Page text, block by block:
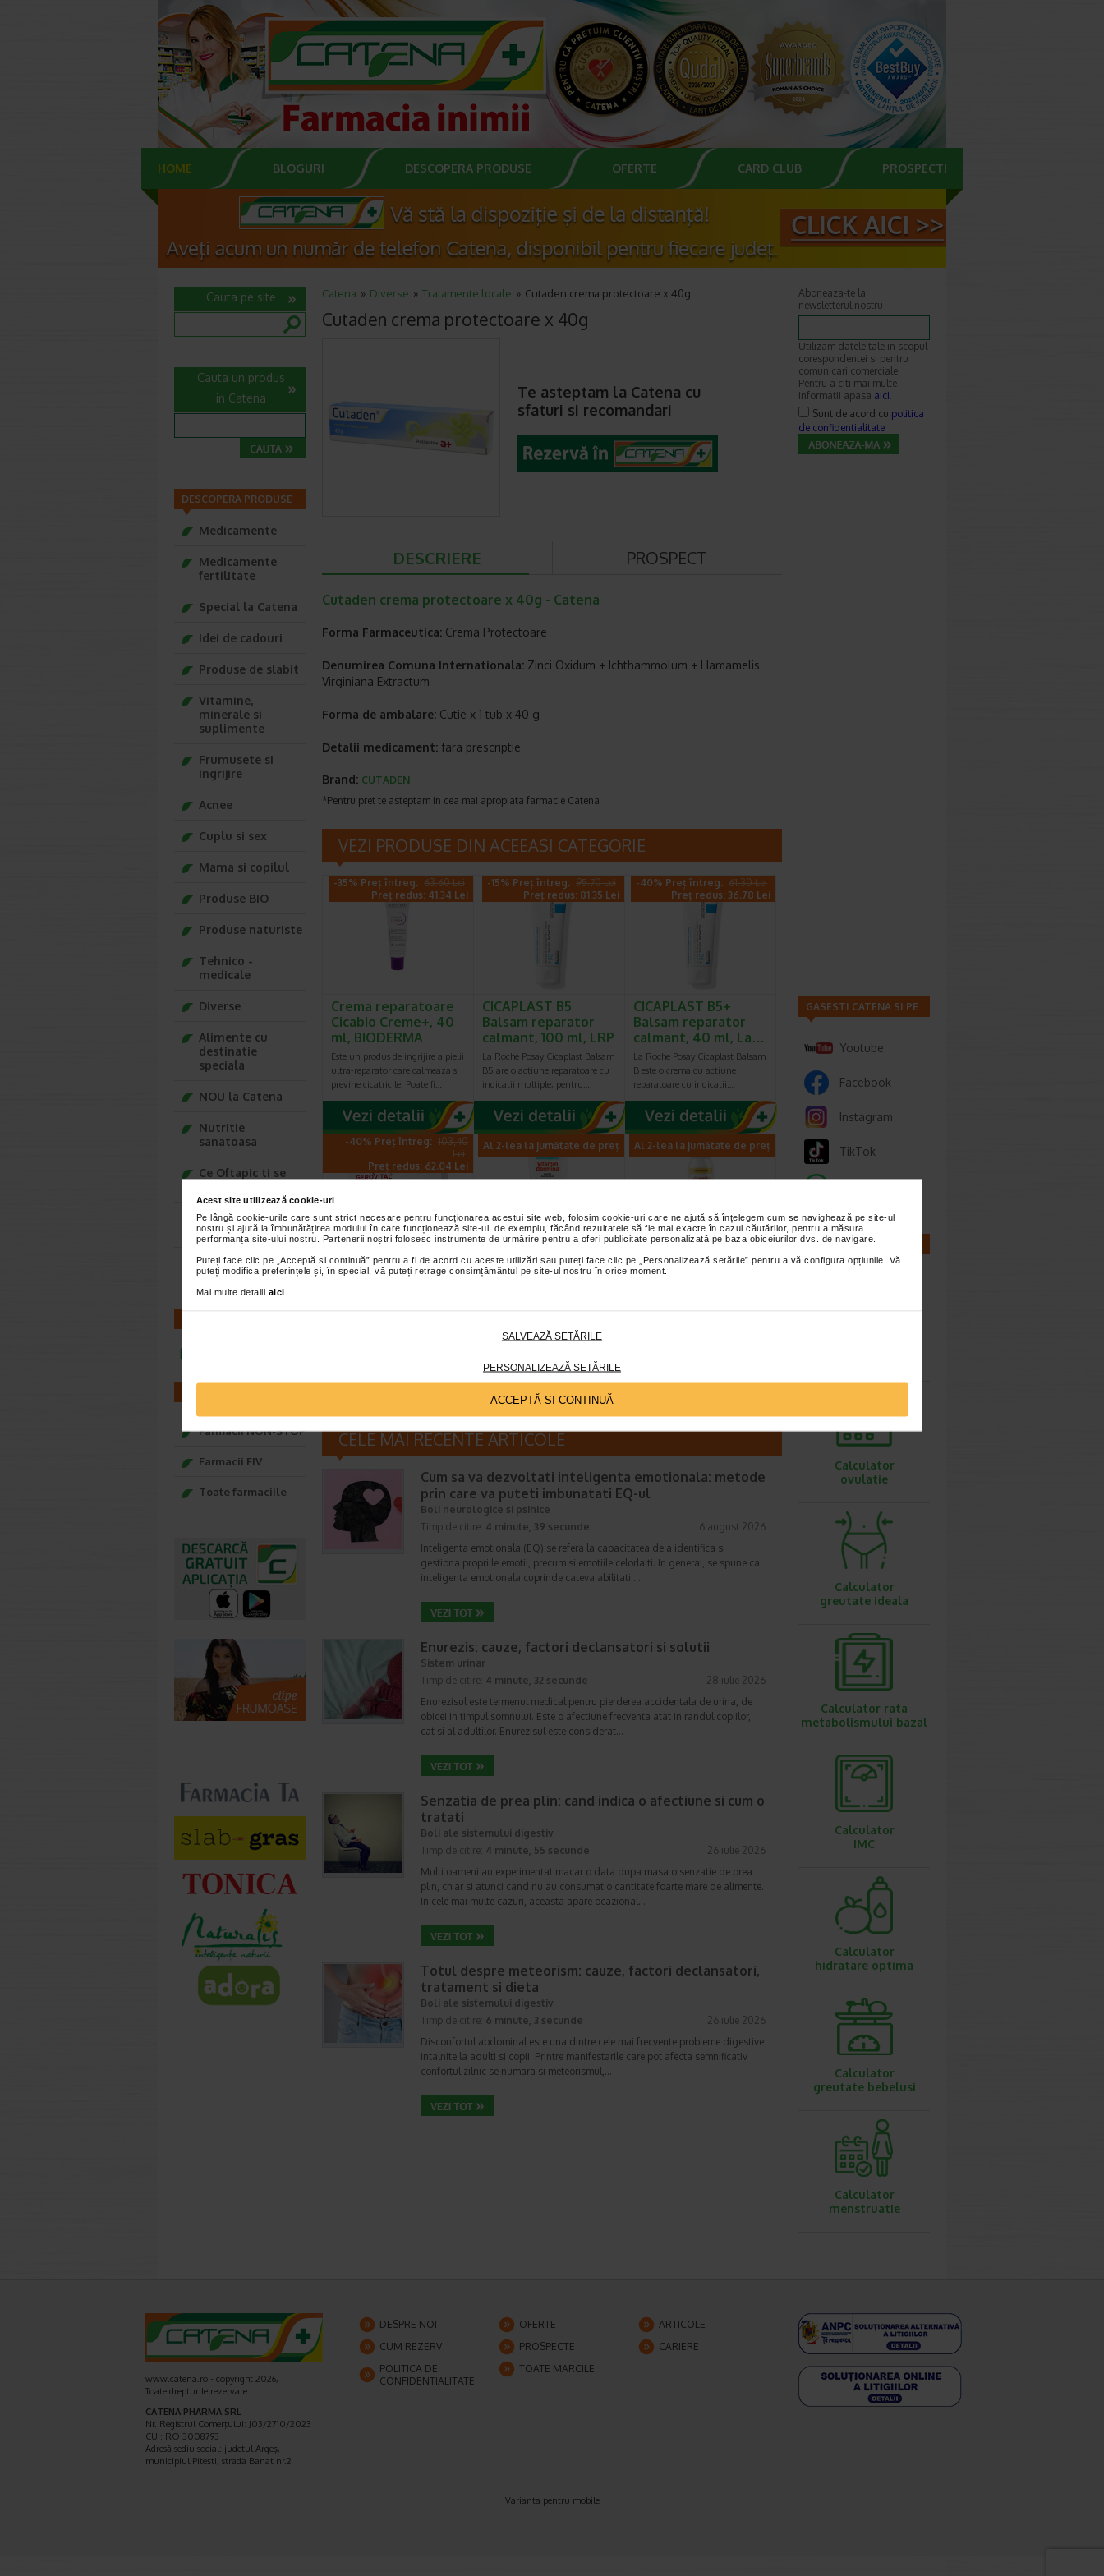
Acest site utilizează cookie-uri
Pe lângă cookie-urile care sunt strict necesare pentru funcționarea acestui site web, folosim cookie-uri care ne ajută să înțelegem cum se navighează pe site-ul
nostru și ajută la îmbunătățirea modului în care funcționează site-ul, de exemplu, făcând rezultatele să fie mai exacte în cazul căutărilor, pentru a măsura
performanța site-ului nostru. Partenerii noștri folosesc instrumente de urmărire pentru a oferi publicitate personalizată pe baza obiceiurilor dvs. de navigare.
Puteți face clic pe „Acceptă si continuă” pentru a fi de acord cu aceste utilizări sau puteți face clic pe „Personalizează setările” pentru a vă configura opțiunile. Vă
puteți modifica preferințele și, în special, vă puteți retrage consimțământul pe site-ul nostru în orice moment.
Mai multe detalii aici
SALVEAZĂ SETĂRILE
PERSONALIZEAZĂ SETĂRILE
ACCEPTĂ SI CONTINUĂ
HOME BLOGURI DESCOPERA PRODUSE OFERTE CARD CLUB PROSPECTE
Catena Diverse Tratamente locale Cutaden crema protectoare x 40g
Cutaden crema protectoare x 40g
Te asteptam la Catena cu
sfaturi si recomandari
DESCRIERE PROSPECT
Cutaden crema protectoare x 40g - Catena
Forma Farmaceutica: Crema Protectoare
Denumirea Comuna Internationala: Zinci Oxidum + Ichthammolum + Hamamelis
Virginiana Extractum
Forma de ambalare: Cutie x 1 tub x 40 g
Detalii medicament: fara prescriptie
Brand: CUTADEN
*Pentru pret te asteptam in cea mai apropiata farmacie Catena
VEZI PRODUSE DIN ACEEASI CATEGORIE
-35% Preț întreg: 63.60 Lei
Preț redus: 41.34 Lei
Crema reparatoare
Cicabio Creme+, 40
ml, BIODERMA
Este un produs de ingrijire a pielii
ultra-reparator care calmeaza si
previne cicatricile. Poate fi…
-15% Preț întreg: 95.70 Lei
Preț redus: 81.35 Lei
CICAPLAST B5
Balsam reparator
calmant, 100 ml, LRP
La Roche Posay Cicaplast Balsam
B5 are o actiune reparatoare cu
indicatii multiple, pentru…
-40% Preț întreg: 61.30 Lei
Preț redus: 36.78 Lei
CICAPLAST B5+
Balsam reparator
calmant, 40 ml, La…
La Roche Posay Cicaplast Balsam
B este o crema cu actiune
reparatoare cu indicatii…
-40% Preț întreg: 103,40
Lei
Preț redus: 62.04 Lei
Derma+ Fiole cu ser
concentrat antirid,
Al 2-lea la jumătate de preț
Crema eritem fesier
Pasta all’Acqua, 100
protectoare care contine 10%
oxid de zinc. Beneficii: Protectie…
Al 2-lea la jumătate de preț
Spray pudra
CELE MAI RECENTE ARTICOLE
Cum sa va dezvoltati inteligenta emotionala: metode
prin care va puteti imbunatati EQ-ul
Boli neurologice si psihice
Timp de citire: 4 minute, 39 secunde
6 august 2026
Inteligenta emotionala (EQ) se refera la capacitatea de a identifica si
gestiona propriile emotii, precum si emotiile celorlalti. In general, se spune ca
inteligenta emotionala cuprinde cateva abilitati:…
Enurezis: cauze, factori declansatori si solutii
Sistem urinar
Timp de citire: 4 minute, 32 secunde
28 iulie 2026
Enurezisul este termenul medical pentru pierderea accidentala de urina, de
obicei in timpul somnului. Este o afectiune frecventa atat in randul copiilor,
cat si al adultilor. Enurezisul este considerat…
Senzatia de prea plin: cand indica o afectiune si cum o
tratati
Boli ale sistemului digestiv
Timp de citire: 4 minute, 55 secunde
26 iulie 2026
Multi oameni au experimentat macar o data dupa masa o senzatie de prea
plin, chiar si atunci cand nu au consumat o cantitate foarte mare de alimente.
In cele mai multe cazuri, aceasta apare ocazional…
Totul despre meteorism: cauze, factori declansatori,
tratament si dieta
Boli ale sistemului digestiv
Timp de citire: 6 minute, 3 secunde
26 iulie 2026
Disconfortul abdominal este una dintre cele mai frecvente probleme digestive
intalnite la adulti si copii. Printre manifestarile care pot afecta semnificativ
confortul zilnic se numara si meteorismul,…
Cauta pe site
Cauta un produs
in Catena
DESCOPERA PRODUSE
Medicamente
Medicamente
fertilitate
Special la Catena
Idei de cadouri
Produse de slabit
Vitamine,
minerale si
suplimente
Frumusete si
ingrijire
Acnee
Cuplu si sex
Mama si copilul
Produse BIO
Produse naturiste
Tehnico -
medicale
Diverse
Alimente cu
destinatie
speciala
NOU la Catena
Nutritie
sanatoasa
Ce Oftapic ti se
Adora – Adorabili
din prima clipa
Seturi cadou
Baylis&Harding
Farmacii NON-STOP
Farmacii FIV
Toate farmaciile
Aboneaza-te la
newsletterul nostru
Utilizam datele tale in scopul
corespondentei si pentru
comunicari comerciale.
Pentru a citi mai multe
informatii apasa aici.
Sunt de acord cu politica
de confidentialitate
GASESTI CATENA SI PE
Youtube
Facebook
Instagram
TikTok
CALCULATOARE
Calculator
ovulatie
Calculator
greutate ideala
Calculator rata
metabolismului bazal
Calculator
IMC
Calculator
hidratare optima
Calculator
greutate bebelusi
Calculator
menstruatie
www.catena.ro - copyright 2026,
Toate drepturile rezervate
CATENA PHARMA SRL
Nr. Registrul Comerţului: J03/2710/2023
CUI: RO 3008793
Adresă sediu social: judetul Argeş,
municipiul Piteşti, strada Banat nr.2
DESPRE NOI OFERTE
ARTICOLE
CUM REZERV
PROSPECTE
CARIERE
POLITICA DE
CONFIDENTIALITATE
TOATE MARCILE
Varianta pentru mobile